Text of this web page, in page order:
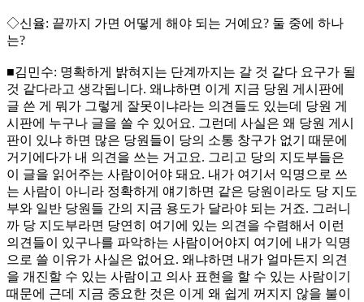
◇신율: 끝까지 가면 어떻게 해야 되는 거예요? 둘 중에 하나
는?
■김민수: 명확하게 밝혀지는 단계까지는 갈 것 같다 요구가 될
것 같다라고 생각됩니다. 왜냐하면 이게 지금 당원 게시판에
글 쓴 게 뭐가 그렇게 잘못이냐라는 의견들도 있는데 당원 게
시판에 누구나 글을 쓸 수 있어요. 그런데 사실은 왜 당원 게시
판이 있냐 하면 많은 당원들이 당의 소통 창구가 없기 때문에
거기에다가 내 의견을 쓰는 거고요. 그리고 당의 지도부들은
이 글을 읽어주는 사람이어야 돼요. 내가 여기서 익명으로 쓰
는 사람이 아니라 정확하게 얘기하면 같은 당원이라도 당 지도
부와 일반 당원들 간의 지금 용도가 달라야 되는 거죠. 그러니
까 당 지도부라면 당연히 여기에 있는 의견을 수렴해서 이런
의견들이 있구나를 파악하는 사람이어야지 여기에 내가 익명
으로 쓸 이유가 사실은 없어요. 왜냐하면 내가 얼마든지 의견
을 개진할 수 있는 사람이고 의사 표현을 할 수 있는 사람이기
때문에 근데 지금 중요한 것은 이게 왜 쉽게 꺼지지 않을 불이